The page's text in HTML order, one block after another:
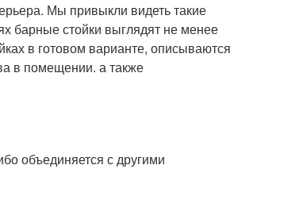
Мы привыкли видеть такие
барные стойки выглядят не менее
в готовом варианте, описываются
в помещении. а также
объединяется с другими